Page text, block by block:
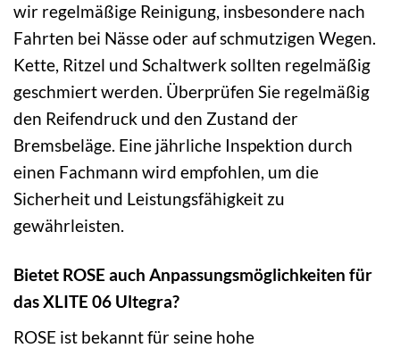
wir regelmäßige Reinigung, insbesondere nach
Fahrten bei Nässe oder auf schmutzigen Wegen.
Kette, Ritzel und Schaltwerk sollten regelmäßig
geschmiert werden. Überprüfen Sie regelmäßig
den Reifendruck und den Zustand der
Bremsbeläge. Eine jährliche Inspektion durch
einen Fachmann wird empfohlen, um die
Sicherheit und Leistungsfähigkeit zu
gewährleisten.
Bietet ROSE auch Anpassungsmöglichkeiten für
das XLITE 06 Ultegra?
ROSE ist bekannt für seine hohe